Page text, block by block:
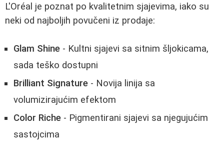
L'Oréal je poznat po kvalitetnim sjajevima, iako su
neki od najboljih povučeni iz prodaje:
Glam Shine - Kultni sjajevi sa sitnim šljokicama,
sada teško dostupni
Brilliant Signature - Novija linija sa
volumizirajućim efektom
Color Riche - Pigmentirani sjajevi sa njegujućim
sastojcima